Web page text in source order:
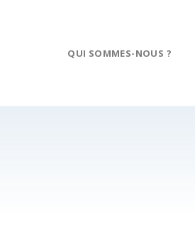
QUI SOMMES-NOUS ?